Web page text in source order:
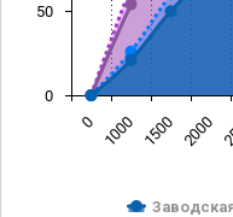
0 1000 1500 2000
0
50